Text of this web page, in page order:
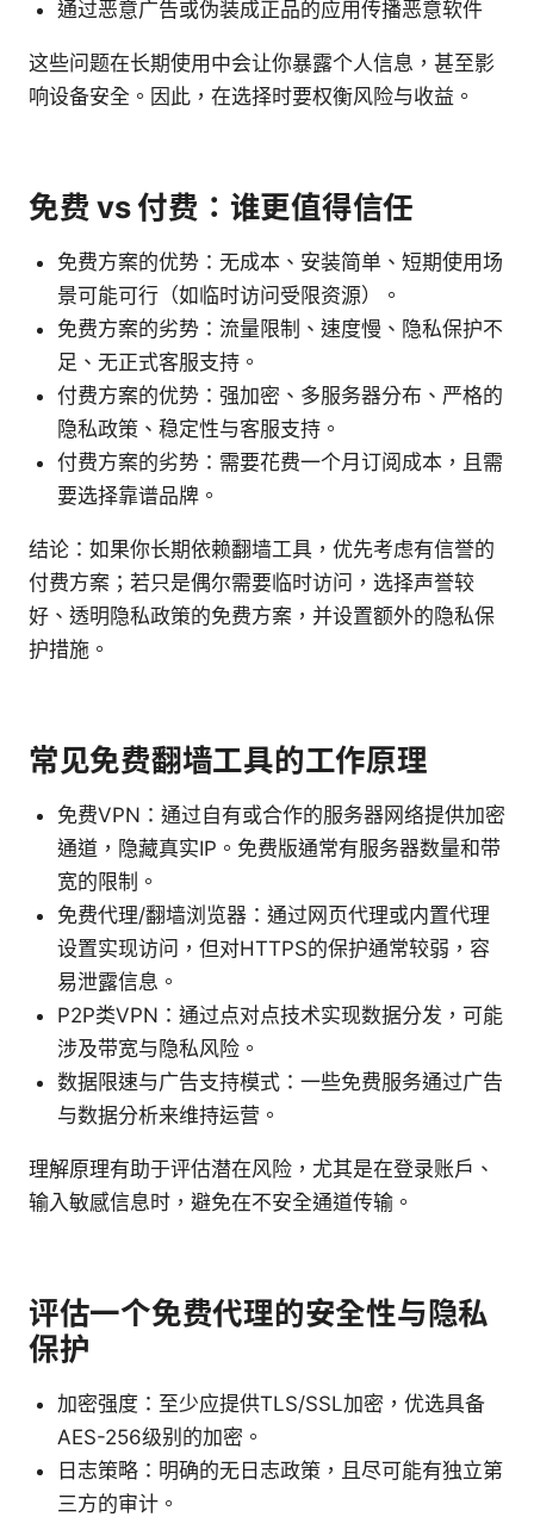
通过恶意广告或伪装成正品的应用传播恶意软件
这些问题在长期使用中会让你暴露个人信息，甚至影
响设备安全。因此，在选择时要权衡风险与收益。
免费 vs 付费：谁更值得信任
免费方案的优势：无成本、安装简单、短期使用场
景可能可行（如临时访问受限资源）。
免费方案的劣势：流量限制、速度慢、隐私保护不
足、无正式客服支持。
付费方案的优势：强加密、多服务器分布、严格的
隐私政策、稳定性与客服支持。
付费方案的劣势：需要花费一个月订阅成本，且需
要选择靠谱品牌。
结论：如果你长期依赖翻墙工具，优先考虑有信誉的
付费方案；若只是偶尔需要临时访问，选择声誉较
好、透明隐私政策的免费方案，并设置额外的隐私保
护措施。
常见免费翻墙工具的工作原理
免费VPN：通过自有或合作的服务器网络提供加密
通道，隐藏真实IP。免费版通常有服务器数量和带
宽的限制。
免费代理/翻墙浏览器：通过网页代理或内置代理
设置实现访问，但对HTTPS的保护通常较弱，容
易泄露信息。
P2P类VPN：通过点对点技术实现数据分发，可能
涉及带宽与隐私风险。
数据限速与广告支持模式：一些免费服务通过广告
与数据分析来维持运营。
理解原理有助于评估潜在风险，尤其是在登录账户、
输入敏感信息时，避免在不安全通道传输。
评估一个免费代理的安全性与隐私
保护
加密强度：至少应提供TLS/SSL加密，优选具备
AES-256级别的加密。
日志策略：明确的无日志政策，且尽可能有独立第
三方的审计。